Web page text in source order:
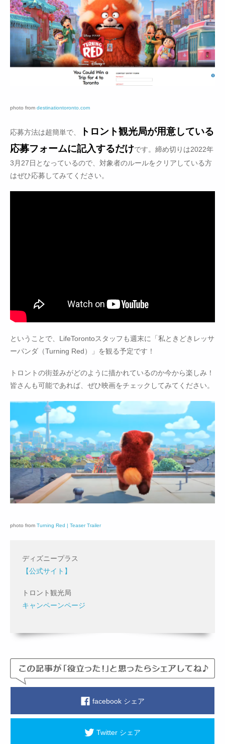
photo from destinationtoronto.com
応募方法は超簡単で、
トロント観光局が用意している
応募フォームに記入するだけです。締め切りは2022年
3月27日となっているので、対象者のルールをクリアしている方
はぜひ応募してみてください。
ということで、LifeTorontoスタッフも週末に「私ときどきレッサ
ーパンダ（Turning Red）」を観る予定です！
トロントの街並みがどのように描かれているのか今から楽しみ！
皆さんも可能であれば、ぜひ映画をチェックしてみてください。
photo from Turning Red | Teaser Trailer
ディズニープラス
【公式サイト】
トロント観光局
キャンペーンページ
facebook シェア
Twitter シェア